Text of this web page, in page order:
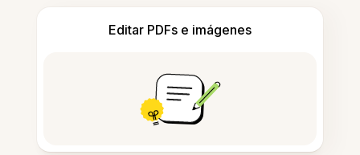
Editar PDFs e imágenes